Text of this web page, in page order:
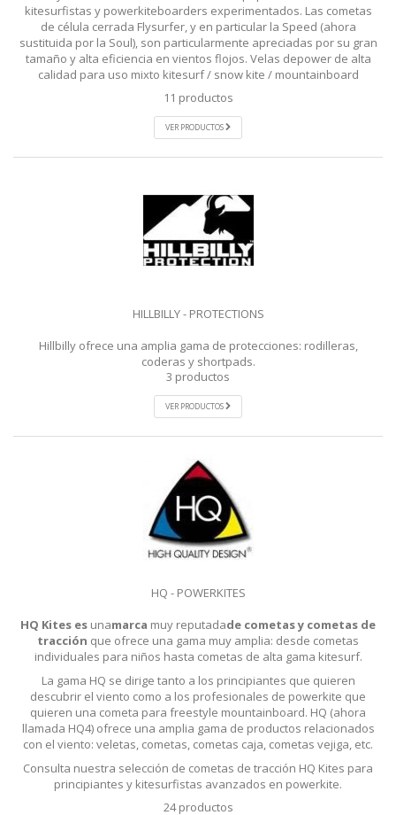
kitesurfistas y powerkiteboarders experimentados. Las cometas
de célula cerrada Flysurfer, y en particular la Speed (ahora
sustituida por la Soul), son particularmente apreciadas por su gran
tamaño y alta eficiencia en vientos flojos. Velas depower de alta
calidad para uso mixto kitesurf / snow kite / mountainboard
11 productos
VER PRODUCTOS
HILLBILLY - PROTECTIONS
Hillbilly ofrece una amplia gama de protecciones: rodilleras,
coderas y shortpads.
3 productos
VER PRODUCTOS
HQ - POWERKITES
HQ Kites es unamarca muy reputadade cometas y cometas de
tracción que ofrece una gama muy amplia: desde cometas
individuales para niños hasta cometas de alta gama kitesurf.
La gama HQ se dirige tanto a los principiantes que quieren
descubrir el viento como a los profesionales de powerkite que
quieren una cometa para freestyle mountainboard. HQ (ahora
llamada HQ4) ofrece una amplia gama de productos relacionados
con el viento: veletas, cometas, cometas caja, cometas vejiga, etc.
Consulta nuestra selección de cometas de tracción HQ Kites para
principiantes y kitesurfistas avanzados en powerkite.
24 productos